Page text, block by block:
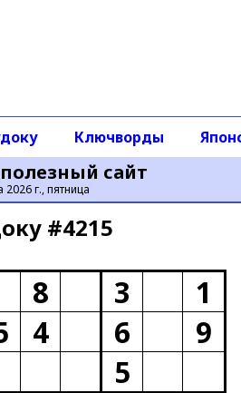
сайт
2026 г., пятница
Ключворды
#4215
8 3
1
4 6
9
5